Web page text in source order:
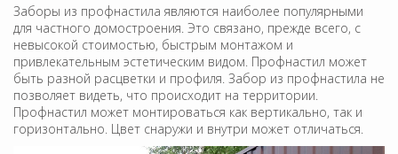
Заборы из профнастила являются наиболее популярными
для частного домостроения. Это связано, прежде всего, с
невысокой стоимостью, быстрым монтажом и
привлекательным эстетическим видом. Профнастил может
быть разной расцветки и профиля. Забор из профнастила не
позволяет видеть, что происходит на территории.
Профнастил может монтироваться как вертикально, так и
горизонтально. Цвет снаружи и внутри может отличаться.